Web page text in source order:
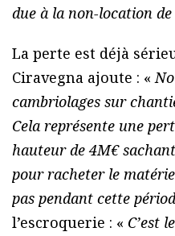
due à la non-location
La perte est déjà
Ciravegna ajoute : «
cambriolages sur
Cela représente une
hauteur de 4M€
pour racheter le
pas pendant cette
l’escroquerie : « C’est